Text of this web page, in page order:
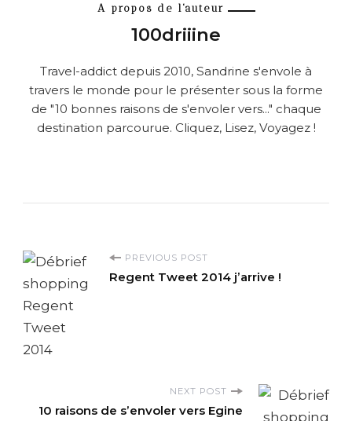
A propos de l'auteur
100driiine
Travel-addict depuis 2010, Sandrine s'envole à
travers le monde pour le présenter sous la forme
de "10 bonnes raisons de s'envoler vers..." chaque
destination parcourue. Cliquez, Lisez, Voyagez !
P
o
s
N
PREVIOUS POST
Regent Tweet 2014 j’arrive !
NEXT POST
10 raisons de s’envoler vers Egine